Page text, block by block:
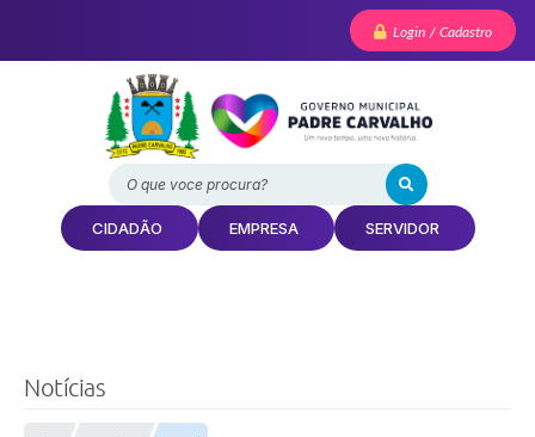
Login / Cadastro
O que voce procura?
CIDADÃO EMPRESA SERVIDOR
Notícias